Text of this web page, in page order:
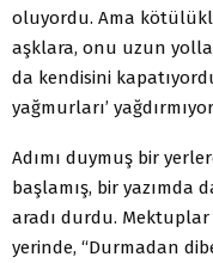
oluyordu. Ama
aşklara, onu uzun
da kendisini
yağmurları’
Adımı duymuş bir
başlamış, bir yazımda
aradı durdu.
yerinde, “Durmadan